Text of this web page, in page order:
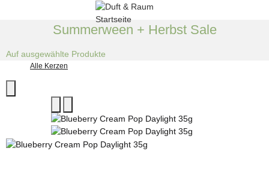
Summerween + Herbst Sale
Auf ausgewählte Produkte
Alle Kerzen